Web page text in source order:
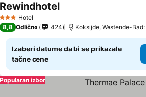
3 Zvezdice
Hotel
Rewindhotel
8,8 Odlično 424 Koksijde, Westende-
Izaberi datume da bi se prikazale
tačne cene
Popularan izbor